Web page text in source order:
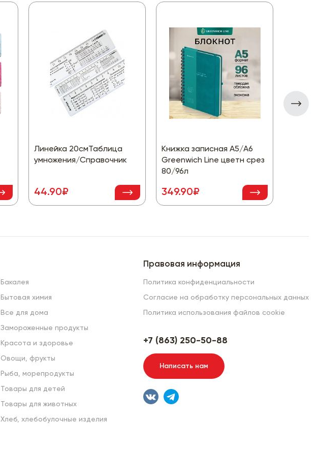
Линейка 20смТаблица
умножения/Справочник
44.90₽
Книжка записная А5/А6
Greenwich Line цветн срез
80/96л
349.90₽
Бакалея
Бытовая химия
Все для дома
Замороженные продукты
Красота и здоровье
Овощи, фрукты
Рыба, морепродукты
Товары для детей
Товары для животных
Хлеб, хлебобулочные изделия
Правовая информация
Политика конфиденциальности
Согласие на обработку персональных данных
Политика использования файлов cookie
+7 (863) 250-50-88
Написать нам